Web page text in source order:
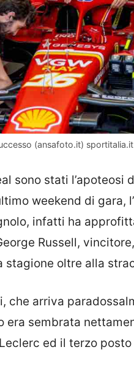
(ansafoto.it) sportitalia.it
sono stati l’apoteosi
weekend di
infatti ha
Russell,
oltre alla
che arriva
era sembrata
ed il terzo posto